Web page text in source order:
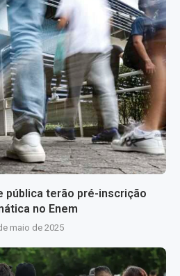
pública terão pré-inscrição
no Enem
maio de 2025